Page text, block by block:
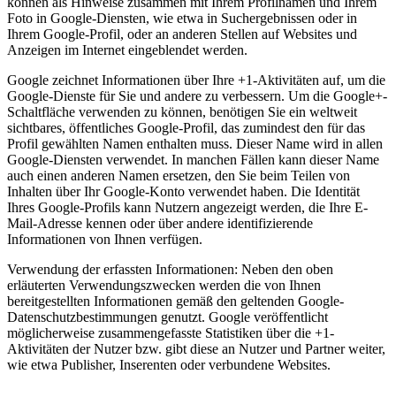
Foto in Google-Diensten, wie etwa in Suchergebnissen oder in
Ihrem Google-Profil, oder an anderen Stellen auf Websites und
Anzeigen im Internet eingeblendet werden.
Google zeichnet Informationen über Ihre +1-Aktivitäten auf, um die
Google-Dienste für Sie und andere zu verbessern. Um die Google+-
Schaltfläche verwenden zu können, benötigen Sie ein weltweit
sichtbares, öffentliches Google-Profil, das zumindest den für das
Profil gewählten Namen enthalten muss. Dieser Name wird in allen
Google-Diensten verwendet. In manchen Fällen kann dieser Name
auch einen anderen Namen ersetzen, den Sie beim Teilen von
Inhalten über Ihr Google-Konto verwendet haben. Die Identität
Ihres Google-Profils kann Nutzern angezeigt werden, die Ihre E-
Mail-Adresse kennen oder über andere identifizierende
Informationen von Ihnen verfügen.
Verwendung der erfassten Informationen: Neben den oben
erläuterten Verwendungszwecken werden die von Ihnen
bereitgestellten Informationen gemäß den geltenden Google-
Datenschutzbestimmungen genutzt. Google veröffentlicht
möglicherweise zusammengefasste Statistiken über die +1-
Aktivitäten der Nutzer bzw. gibt diese an Nutzer und Partner weiter,
wie etwa Publisher, Inserenten oder verbundene Websites.